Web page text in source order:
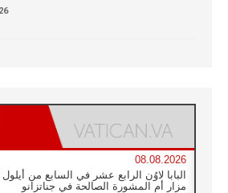
08.08.2026
البابا لاوُن الرابع عشر في السابع من
مزار أم المشورة الصالحة في جناتزانو